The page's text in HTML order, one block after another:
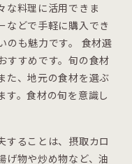
な料理に活用できま
などで手軽に購入でき
のも魅力です。 食材選
すすめです。旬の食材
た、地元の食材を選ぶ
す。食材の旬を意識し
することは、摂取カロ
げ物や炒め物など、油